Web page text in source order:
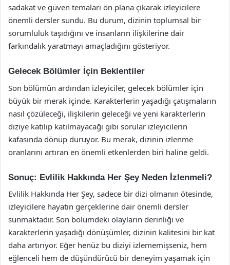
sadakat ve güven temaları ön plana çıkarak izleyicilere
önemli dersler sundu. Bu durum, dizinin toplumsal bir
sorumluluk taşıdığını ve insanların ilişkilerine dair
farkındalık yaratmayı amaçladığını gösteriyor.
Gelecek Bölümler İçin Beklentiler
Son bölümün ardından izleyiciler, gelecek bölümler için
büyük bir merak içinde. Karakterlerin yaşadığı çatışmaların
nasıl çözüleceği, ilişkilerin geleceği ve yeni karakterlerin
diziye katılıp katılmayacağı gibi sorular izleyicilerin
kafasında dönüp duruyor. Bu merak, dizinin izlenme
oranlarını artıran en önemli etkenlerden biri haline geldi.
Sonuç: Evlilik Hakkında Her Şey Neden İzlenmeli?
Evlilik Hakkında Her Şey, sadece bir dizi olmanın ötesinde,
izleyicilere hayatın gerçeklerine dair önemli dersler
sunmaktadır. Son bölümdeki olayların derinliği ve
karakterlerin yaşadığı dönüşümler, dizinin kalitesini bir kat
daha artırıyor. Eğer henüz bu diziyi izlememişseniz, hem
eğlenceli hem de düşündürücü bir deneyim yaşamak için